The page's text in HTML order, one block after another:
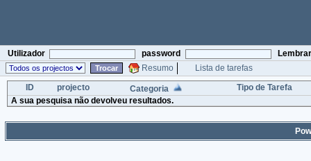
Utilizador password
Trocar Resumo
Lista de tarefas
ID
projecto Categoria
Tipo de Tarefa
A sua pesquisa não devolveu resultados.